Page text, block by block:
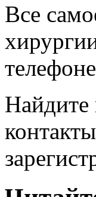
Все
Найдите